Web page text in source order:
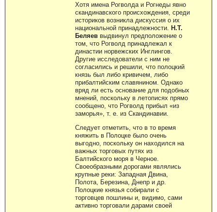
Хотя имена Рогволда и Рогнеды явно
скандинавского происхождения, среди
историков возникла дискуссия о их
национальной принадлежности.
Н.Т.
Беляев выдвинул предположение о
том, что Рогволд принадлежал к
династии норвежских Инглингов.
Другие исследователи с ним не
согласились и решили, что полоцкий
князь был либо кривичем, либо
прибалтийским славянином. Однако
вряд ли есть основание для подобных
мнений, поскольку в летописях прямо
сообщено, что Рогволд прибыл «из
заморья», т. е. из Скандинавии.
Следует отметить, что в то время
княжить в Полоцке было очень
выгодно, поскольку он находился на
важных торговых путях из
Балтийского моря в Черное.
Своеобразными дорогами являлись
крупные реки: Западная Двина,
Полота, Березина, Днепр и др.
Полоцкие князья собирали с
торговцев пошлины и, видимо, сами
активно торговали дарами своей